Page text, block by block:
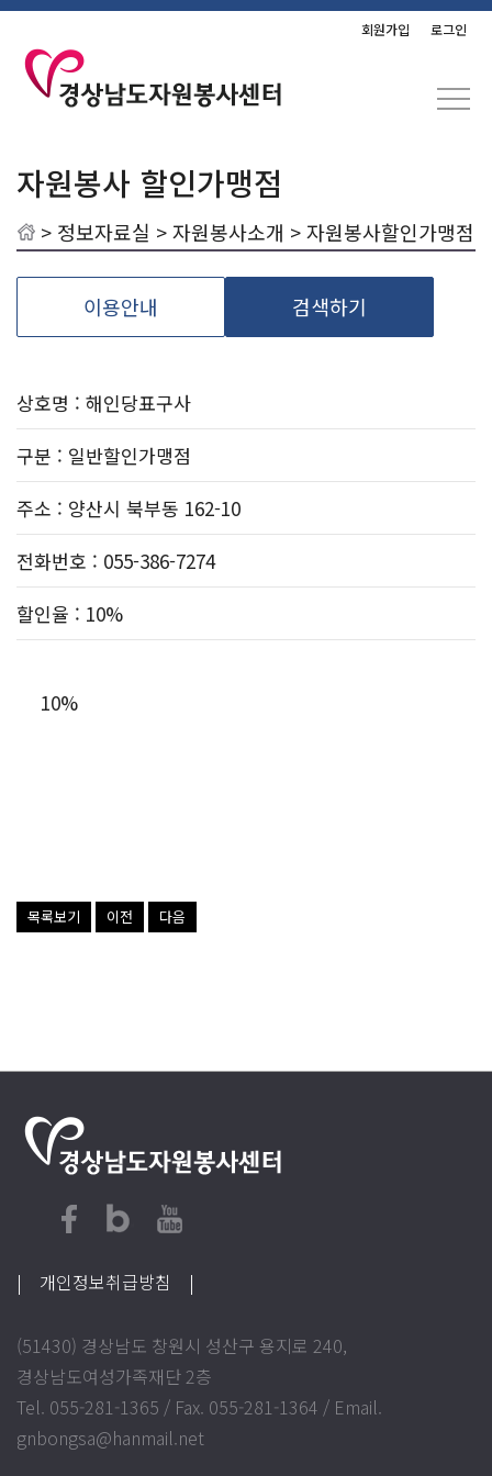
회원가입 로그인
자원봉사 할인가맹점
> 정보자료실 >자원봉사소개 > 자원봉사할인가맹점
이용안내 검색하기
상호명 : 해인당표구사
구분 : 일반할인가맹점
주소 : 양산시 북부동 162-10
전화번호 : 055-386-7274
할인율 : 10%
10%
목록보기 이전 다음
| 개인정보취급방침 |
(51430) 경상남도 창원시 성산구 용지로 240,
경상남도여성가족재단 2층
Tel. 055-281-1365 / Fax. 055-281-1364 / Email.
gnbongsa@hanmail.net